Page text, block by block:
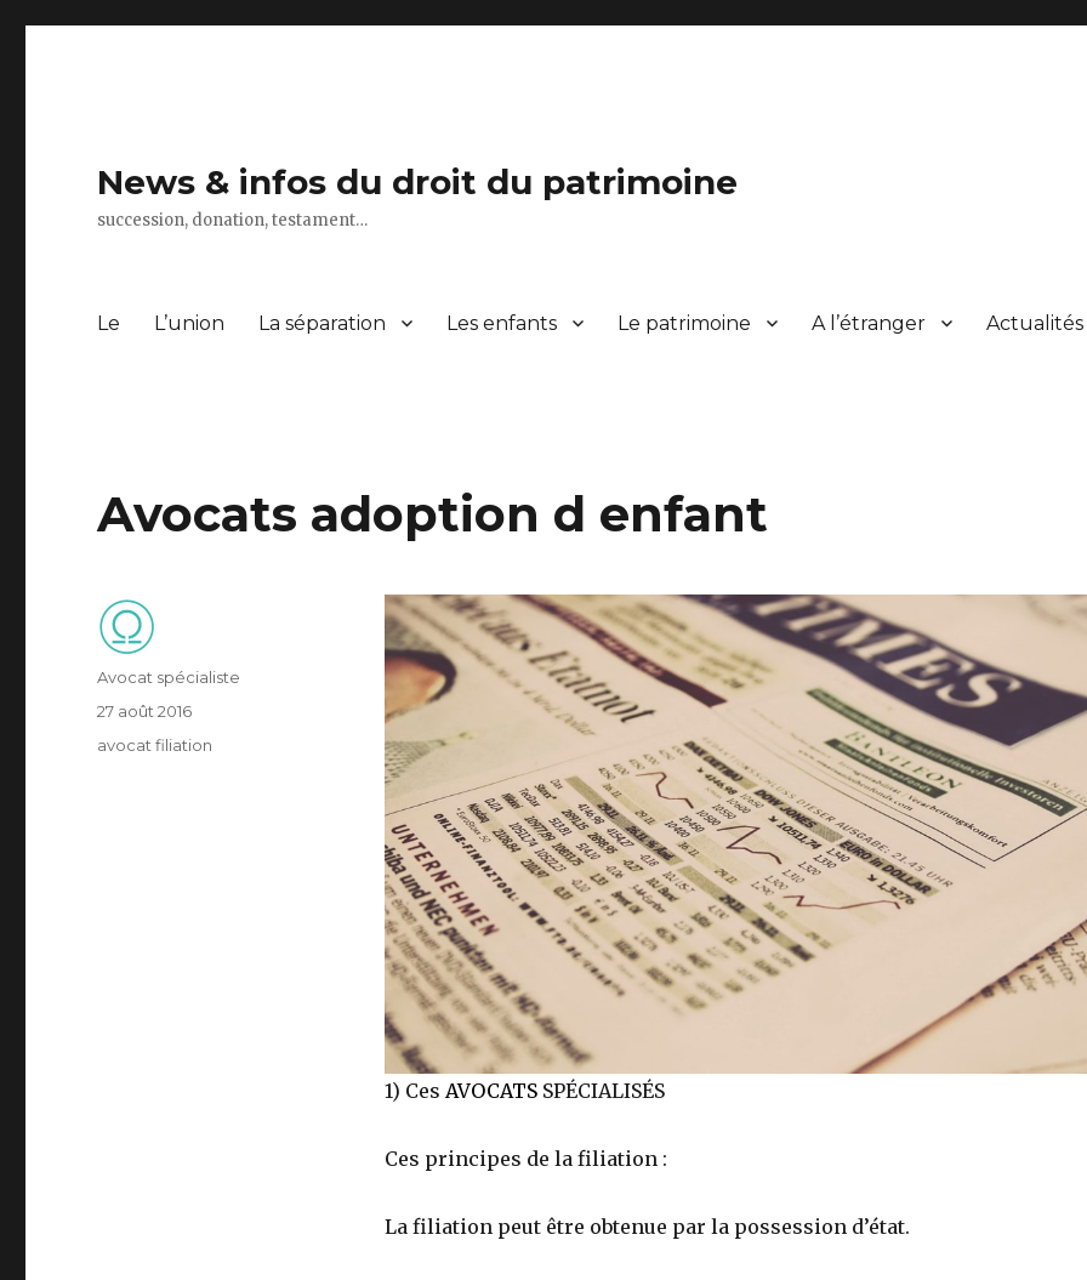
News & infos du droit du patrimoine
succession, donation, testament…
Le L’union La séparation Les enfants Le patrimoine A l’étranger Actualités
Avocats adoption d enfant
1) Ces AVOCATSSPÉCIALISÉS
Ces principes de la filiation :
La filiation peut être obtenue par la possession d’état.
Auteur
Avocat spécialiste
Publié
27 août 2016
Catégories
avocat filiation